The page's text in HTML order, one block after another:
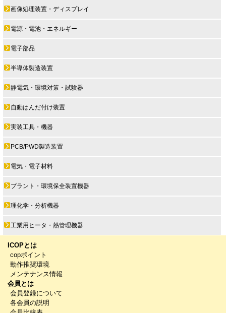
画像処理装置・ディスプレイ
電源・電池・エネルギー
電子部品
半導体製造装置
静電気・環境対策・試験器
自動はんだ付け装置
実装工具・機器
PCB/PWD製造装置
電気・電子材料
プラント・環境保全装置機器
理化学・分析機器
工業用ヒータ・熱管理機器
ICOPとは
copポイント
動作推奨環境
メンテナンス情報
会員とは
会員登録について
各会員の説明